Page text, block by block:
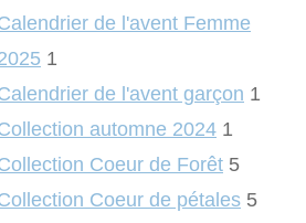
de l'avent Femme
1
de l'avent garçon 1
automne 2024 1
Coeur de Forêt 5
Coeur de pétales 5